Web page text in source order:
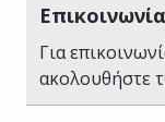
Επικοινωνία
Για
ακολουθήστε